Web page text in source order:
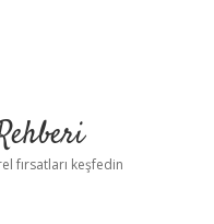
fırsatları keşfedin